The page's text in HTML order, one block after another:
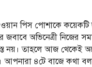
ওয়ান পিস পোশাকে
অভিনেত্রী নিজের
নয়। তাহলে আজ থেকেই
আপনারা ৪টে বাজে কথা